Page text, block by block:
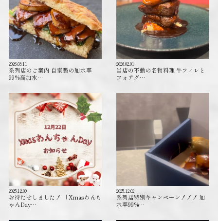
2026.03.11
系列店のご案内 自家製の加水率
99%高加水…
2026.02.01
当店の不動の名物料理 牛フィレと
フォアグ…
2025.12.09
お待たせしました！ 「Xmasわんち
ゃんDay…
2025.12.02
系列店特別キャンペーン！！！ 加
水率99%…